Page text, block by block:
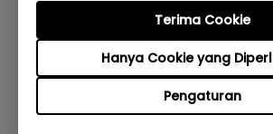
Pengaturan
Hanya Cookie yang
Terima Cookie